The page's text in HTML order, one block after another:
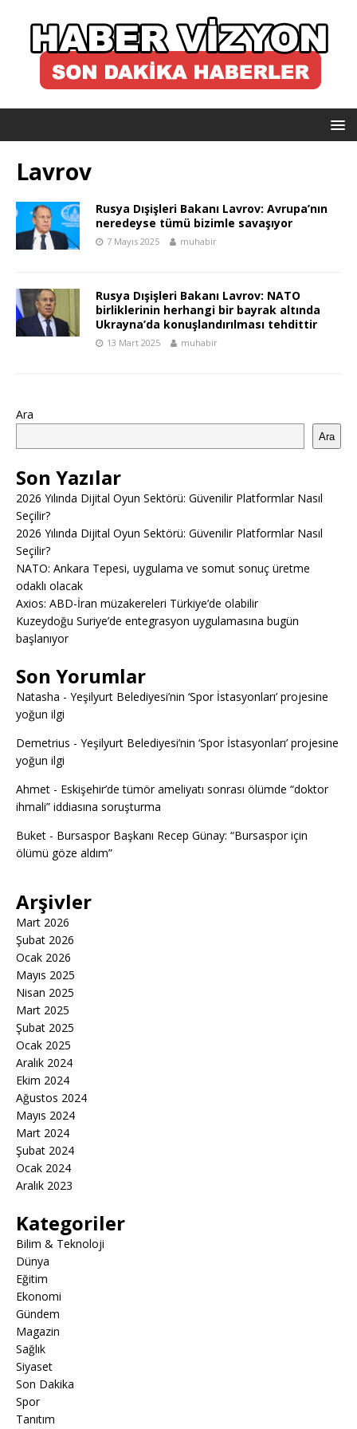
Lavrov
Rusya Dışişleri Bakanı Lavrov: Avrupa’nın
neredeyse tümü bizimle savaşıyor
7 Mayıs 2025 muhabir
Rusya Dışişleri Bakanı Lavrov: NATO
birliklerinin herhangi bir bayrak altında
Ukrayna’da konuşlandırılması tehdittir
13 Mart 2025 muhabir
Ara
Ara
Son Yazılar
2026 Yılında Dijital Oyun Sektörü: Güvenilir Platformlar Nasıl
Seçilir?
2026 Yılında Dijital Oyun Sektörü: Güvenilir Platformlar Nasıl
Seçilir?
NATO: Ankara Tepesi, uygulama ve somut sonuç üretme
odaklı olacak
Axios: ABD-İran müzakereleri Türkiye’de olabilir
Kuzeydoğu Suriye’de entegrasyon uygulamasına bugün
başlanıyor
Son Yorumlar
Natasha - Yeşilyurt Belediyesi’nin ‘Spor İstasyonları’ projesine
yoğun ilgi
Demetrius - Yeşilyurt Belediyesi’nin ‘Spor İstasyonları’ projesine
yoğun ilgi
Ahmet - Eskişehir’de tümör ameliyatı sonrası ölümde “doktor
ihmali” iddiasına soruşturma
Buket - Bursaspor Başkanı Recep Günay: “Bursaspor için
ölümü göze aldım”
Arşivler
Mart 2026
Şubat 2026
Ocak 2026
Mayıs 2025
Nisan 2025
Mart 2025
Şubat 2025
Ocak 2025
Aralık 2024
Ekim 2024
Ağustos 2024
Mayıs 2024
Mart 2024
Şubat 2024
Ocak 2024
Aralık 2023
Kategoriler
Bilim & Teknoloji
Dünya
Eğitim
Ekonomi
Gündem
Magazin
Sağlık
Siyaset
Son Dakika
Spor
Tanıtım